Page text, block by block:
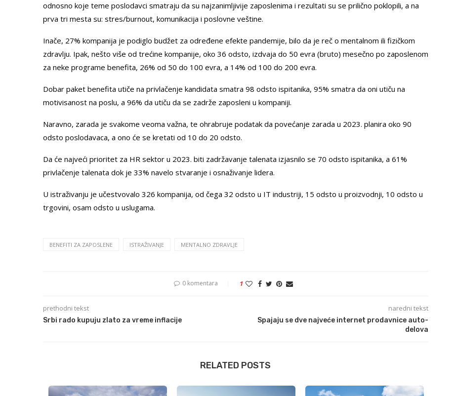
odnosno koje teme poslodavci smatraju da su najzanimljivije zaposlenima i rezultati su se prilično poklopili, a na
prva tri mesta su: stres/burnout, komunikacija i poslovne veštine.
Inače, 27% kompanija je podiglo budžet za određene efekte pandemije, bilo da je reč o mentalnom ili fizičkom
zdravlju. Ipak, nešto više od trećine kompanije, oko 36 odsto, izdvaja do 50 evra (bruto) mesečno po zaposlenom
za neke programe benefita, 26% od 50 do 100 evra, a 14% od 100 do 200 evra.
Dobar paket benefita utiče na privlačenje kandidata smatra 98 odsto ispitanika, 95% smatra da oni utiču na
motivisanost na poslu, a 96% da utiču da se zadrže zaposleni u kompaniji.
Naravno, zarada je svakome veoma važna, te ohrabruje podatak da povećanje zarada u 2023. planira oko 90
odsto poslodavaca, a ono će se kretati od 10 do 20 odsto.
Da će najveći prioritet za HR sektor u 2023. biti zadržavanje talenata izjasnilo se 70 odsto ispitanika, a 61%
privlačenje talenata dok je 33% navelo stvaranje i osnaživanje lidera.
U istraživanju je učestvovalo 326 kompanija, od čega 32 odsto u IT industriji, 15 odsto u proizvodnji, 10 odsto u
trgovini, osam odsto u uslugama.
BENEFITI ZA ZAPOSLENE ISTRAŽIVANJE MENTALNO ZDRAVLJE
0 komentara 1
prethodni tekst
Srbi rado kupuju zlato za vreme inflacije
naredni tekst
Spajaju se dve najveće internet prodavnice auto-
delova
RELATED POSTS